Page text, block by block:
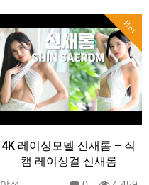
Hot
4K 레이싱모델 신새롬 – 직
캠 레이싱걸 신새롬